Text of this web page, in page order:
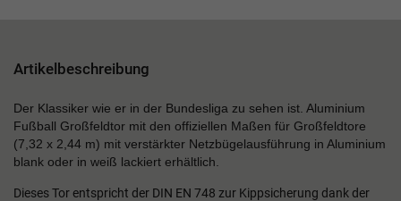
Artikelbeschreibung
Der Klassiker wie er in der Bundesliga zu sehen ist. Aluminium
Fußball Großfeldtor mit den offiziellen Maßen für Großfeldtore
(7,32 x 2,44 m) mit verstärkter Netzbügelausführung in Aluminium
blank oder in weiß lackiert erhältlich.
Dieses Tor entspricht der DIN EN 748 zur Kippsicherung dank der